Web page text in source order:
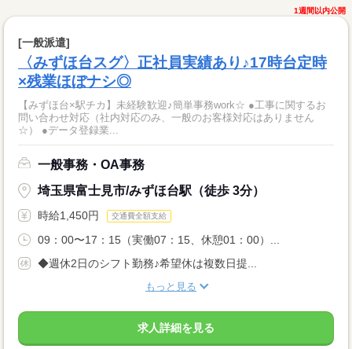
1週間以内公開
[一般派遣]
〈みずほ台スグ〉正社員実績あり♪17時台定時
×残業ほぼナシ◎
【みずほ台×駅チカ】未経験歓迎♪簡単事務work☆ ●工事に関するお
問い合わせ対応（社内対応のみ、一般のお客様対応はありません
☆） ●データ登録業...
一般事務・OA事務
埼玉県富士見市/みずほ台駅（徒歩 3分）
時給1,450円 交通費全額支給
09：00〜17：15（実働07：15、休憩01：00）...
◆週休2日のシフト勤務♪希望休は複数日提...
もっと見る
求人詳細を見る